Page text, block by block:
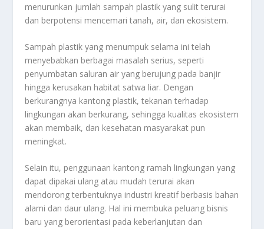
menurunkan jumlah sampah plastik yang sulit terurai
dan berpotensi mencemari tanah, air, dan ekosistem.
Sampah plastik yang menumpuk selama ini telah
menyebabkan berbagai masalah serius, seperti
penyumbatan saluran air yang berujung pada banjir
hingga kerusakan habitat satwa liar. Dengan
berkurangnya kantong plastik, tekanan terhadap
lingkungan akan berkurang, sehingga kualitas ekosistem
akan membaik, dan kesehatan masyarakat pun
meningkat.
Selain itu, penggunaan kantong ramah lingkungan yang
dapat dipakai ulang atau mudah terurai akan
mendorong terbentuknya industri kreatif berbasis bahan
alami dan daur ulang. Hal ini membuka peluang bisnis
baru yang berorientasi pada keberlanjutan dan